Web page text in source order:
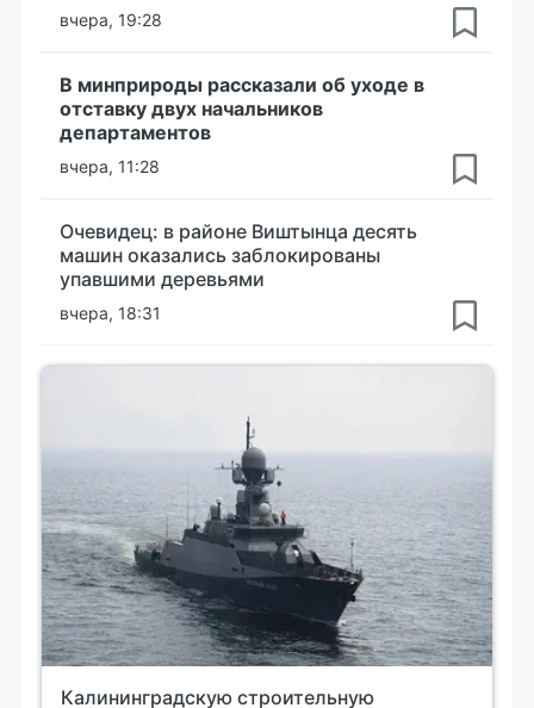
вчера, 19:28
В минприроды рассказали об уходе в
отставку двух начальников
департаментов
вчера, 11:28
Очевидец: в районе Виштынца десять
машин оказались заблокированы
упавшими деревьями
вчера, 18:31
Калининградскую строительную